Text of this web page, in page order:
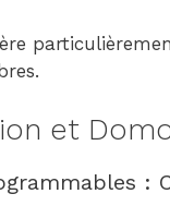
et
: